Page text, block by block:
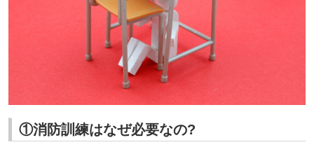
①消防訓練はなぜ必要なの?